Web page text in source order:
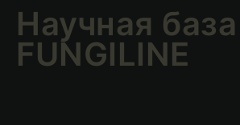
Научная база
FUNGILINE